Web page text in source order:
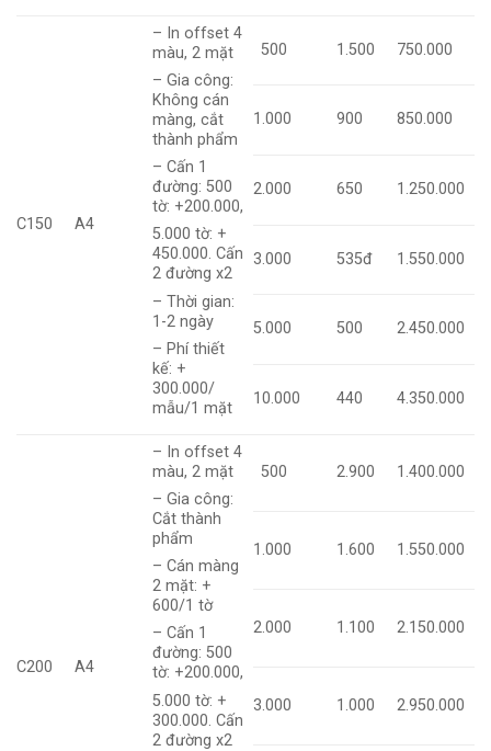
C150 A4
– In offset 4
màu, 2 mặt
– Gia công:
Không cán
màng, cắt
thành phẩm
– Cấn 1
đường: 500
tờ: +200.000,
5.000 tờ: +
450.000. Cấn
2 đường x2
– Thời gian:
1-2 ngày
– Phí thiết
kế: +
300.000/
mẫu/1 mặt
500 1.500 750.000
1.000 900 850.000
2.000 650 1.250.000
3.000 535đ 1.550.000
5.000 500 2.450.000
10.000 440 4.350.000
C200 A4
– In offset 4
màu, 2 mặt
– Gia công:
Cắt thành
phẩm
– Cán màng
2 mặt: +
600/1 tờ
– Cấn 1
đường: 500
tờ: +200.000,
5.000 tờ: +
300.000. Cấn
2 đường x2
500 2.900 1.400.000
1.000 1.600 1.550.000
2.000 1.100 2.150.000
3.000 1.000 2.950.000